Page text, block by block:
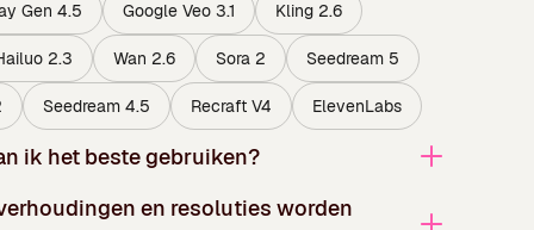
Gen 4.5 Google Veo 3.1 Kling 2.6
2.3 Wan 2.6 Sora 2 Seedream 5
Seedream 4.5 Recraft V4 ElevenLabs
ik het beste gebruiken?
en resoluties worden